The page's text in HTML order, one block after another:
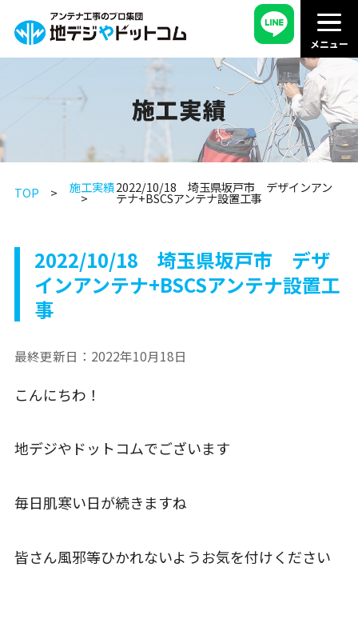
施工実績
TOP 施工実績2022/10/18 埼玉県坂戸市 デザインアン
テナ+BSCSアンテナ設置工事
2022/10/18 埼玉県坂戸市 デザ
インアンテナ+BSCSアンテナ設置工
事
最終更新日： 2022年10月18日
こんにちわ！
地デジやドットコムでございます
毎日肌寒い日が続きますね
皆さん風邪等ひかれないようお気を付けください